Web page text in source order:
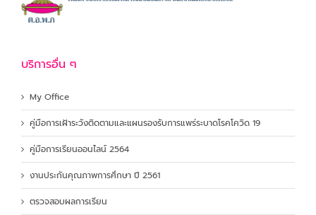
บริการอื่น ๆ
My Office
คู่มือการเฝ้าระวังติดตามและแผนรองรับการแพร่ระบาดโรคโควิด 19
คู่มือการเรียนออนไลน์ 2564
งานประกันคุณภาพการศึกษา ปี 2561
ตรวจสอบผลการเรียน